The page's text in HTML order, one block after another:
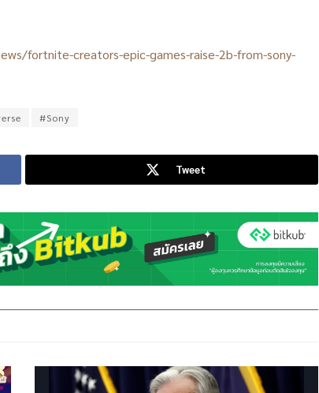
fortnite-creators-epic-games-raise-2b-from-sony-
#Sony
Tweet